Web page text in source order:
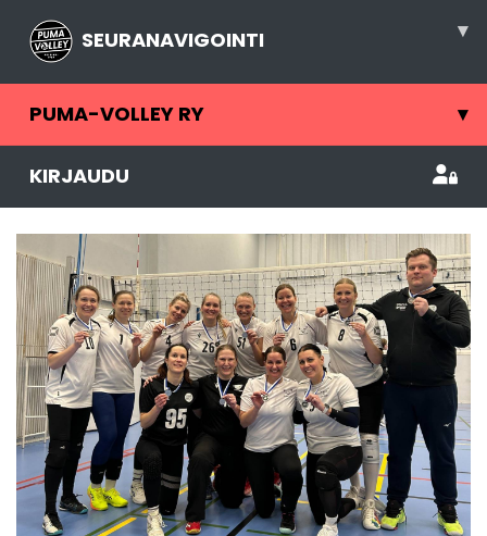
SEURANAVIGOINTI ▾
PUMA-VOLLEY RY ▾
KIRJAUDU